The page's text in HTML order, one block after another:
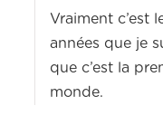
Vraiment c’est
années que je
que c’est la
monde.